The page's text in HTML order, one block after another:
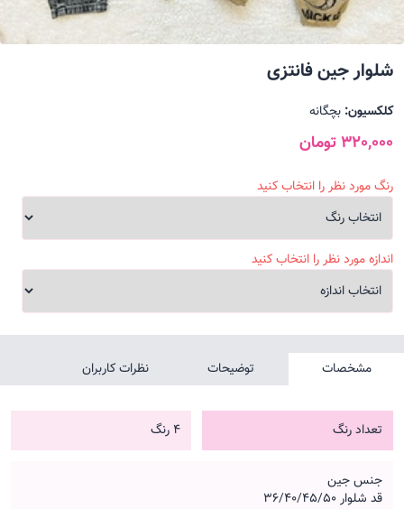
شلوار جین فانتزی
کلکسیون: بچگانه
320,000 تومان
رنگ مورد نظر را انتخاب کنید
اندازه مورد نظر را انتخاب کنید
مشخصات توضیحات نظرات کاربران
تعداد رنگ 4 رنگ
جنس جین
قد شلوار ۳۶/۴۰/۴۵/۵۰